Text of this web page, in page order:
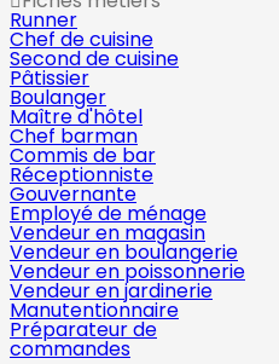
Runner
Chef de cuisine
Second de cuisine
Pâtissier
Boulanger
Maître d'hôtel
Chef barman
Commis de bar
Réceptionniste
Gouvernante
Employé de ménage
Vendeur en magasin
Vendeur en boulangerie
Vendeur en poissonnerie
Vendeur en jardinerie
Manutentionnaire
Préparateur de
commandes